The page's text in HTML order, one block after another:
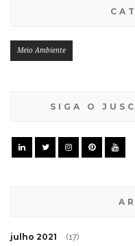
Meio Ambiente
SIGA O
julho 2021 (17)